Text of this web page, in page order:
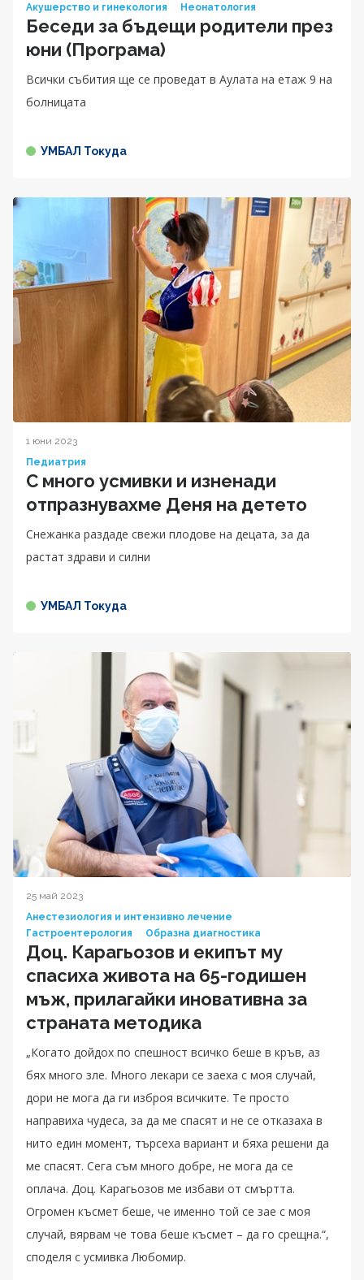
Акушерство и гинекология
Неонатология
Беседи за бъдещи родители през
юни (Програма)
Всички събития ще се проведат в Аулата на етаж 9 на
болницата
УМБАЛ Токуда
1 юни 2023
Педиатрия
С много усмивки и изненади
отпразнувахме Деня на детето
Снежанка раздаде свежи плодове на децата, за да
растат здрави и силни
УМБАЛ Токуда
25 май 2023
Анестезиология и интензивно лечение
Гастроентерология
Образна диагностика
Доц. Карагьозов и екипът му
спасиха живота на 65-годишен
мъж, прилагайки иновативна за
страната методика
„Когато дойдох по спешност всичко беше в кръв, аз
бях много зле. Много лекари се заеха с моя случай,
дори не мога да ги изброя всичките. Те просто
направиха чудеса, за да ме спасят и не се отказаха в
нито един момент, търсеха вариант и бяха решени да
ме спасят. Сега съм много добре, не мога да се
оплача. Доц. Карагьозов ме избави от смъртта.
Огромен късмет беше, че именно той се зае с моя
случай, вярвам че това беше късмет – да го срещна.“,
споделя с усмивка Любомир.